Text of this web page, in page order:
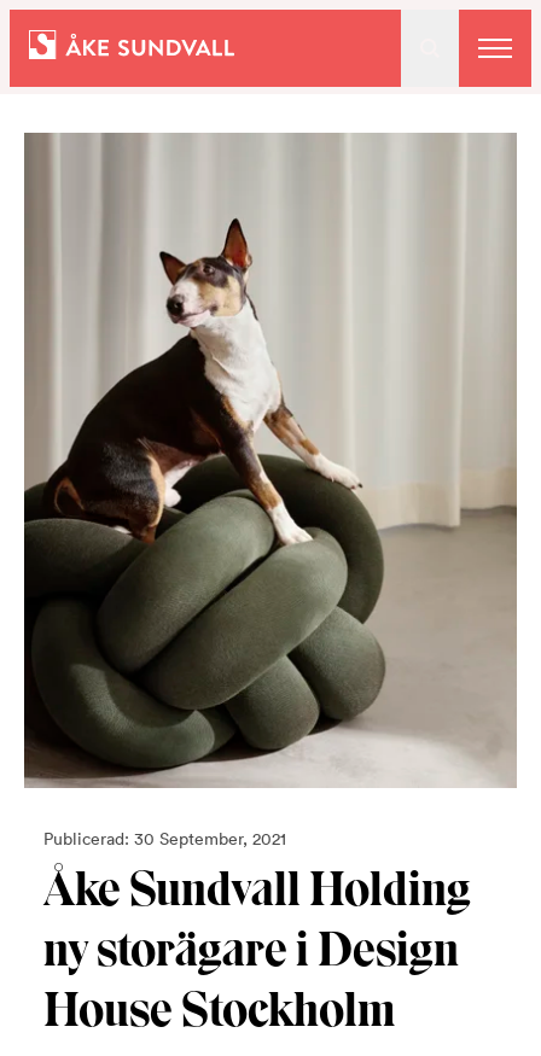
Bostäder
Entreprenad
Om oss
Kontakt
Publicerad: 30 September, 2021
Åke Sundvall Holding
ny storägare i Design
House Stockholm